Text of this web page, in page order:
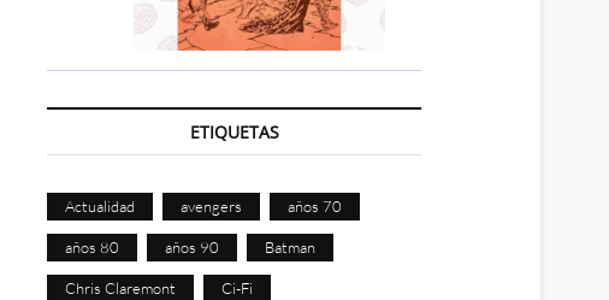
ETIQUETAS
Actualidad avengers años 70
años 80 años 90 Batman
Chris Claremont Ci-Fi